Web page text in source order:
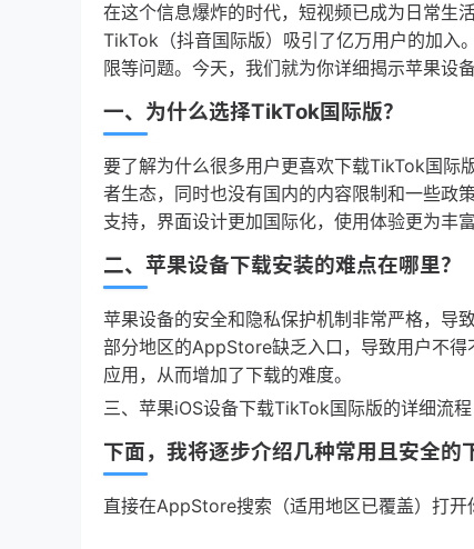
在这个信息爆炸的时代，短视频已成为日常生
TikTok（抖音国际版）吸引了亿万用户的加入
限等问题。今天，我们就为你详细揭示苹果设
一、为什么选择TikTok国际版？
要了解为什么很多用户更喜欢下载TikTok国际
者生态，同时也没有国内的内容限制和一些政
支持，界面设计更加国际化，使用体验更为丰富
二、苹果设备下载安装的难点在哪里？
苹果设备的安全和隐私保护机制非常严格，导
部分地区的AppStore缺乏入口，导致用户不
应用，从而增加了下载的难度。
三、苹果iOS设备下载TikTok国际版的详细流程
下面，我将逐步介绍几种常用且安全的
直接在AppStore搜索（适用地区已覆盖）打